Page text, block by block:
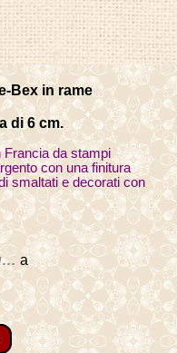
Bex in rame
di 6 cm.
Francia da stampi
con una finitura
smaltati e decorati con
a